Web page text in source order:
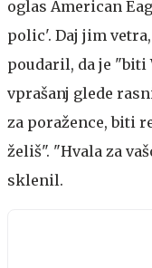
oglas American
polic'. Daj jim vetra,
poudaril, da je "biti
vprašanj glede
za poražence, biti
želiš". "Hvala za
sklenil.